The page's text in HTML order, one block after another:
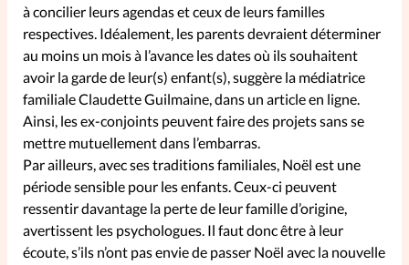
à concilier leurs agendas et ceux de leurs familles
respectives. Idéalement, les parents devraient déterminer
au moins un mois à l’avance les dates où ils souhaitent
avoir la garde de leur(s) enfant(s), suggère la médiatrice
familiale Claudette Guilmaine, dans un article en ligne.
Ainsi, les ex-conjoints peuvent faire des projets sans se
mettre mutuellement dans l’embarras.
Par ailleurs, avec ses traditions familiales, Noël est une
période sensible pour les enfants. Ceux-ci peuvent
ressentir davantage la perte de leur famille d’origine,
avertissent les psychologues. Il faut donc être à leur
écoute, s’ils n’ont pas envie de passer Noël avec la nouvelle